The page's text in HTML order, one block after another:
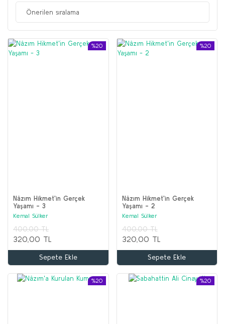
%20
Nâzım Hikmet'in Gerçek
Yaşamı - 3
Kemal Sülker
400,00 TL
320,00 TL
Sepete Ekle
%20
Nâzım Hikmet'in Gerçek
Yaşamı - 2
Kemal Sülker
400,00 TL
320,00 TL
Sepete Ekle
%20 %20